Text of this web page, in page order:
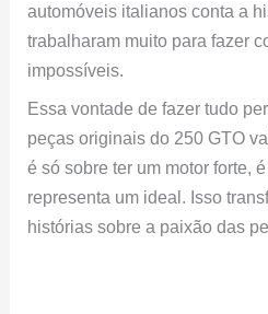
automóveis italianos conta a
trabalharam muito para fazer
impossíveis.
Essa vontade de fazer tudo
peças originais do 250 GTO
é só sobre ter um motor forte,
representa um ideal. Isso
histórias sobre a paixão das